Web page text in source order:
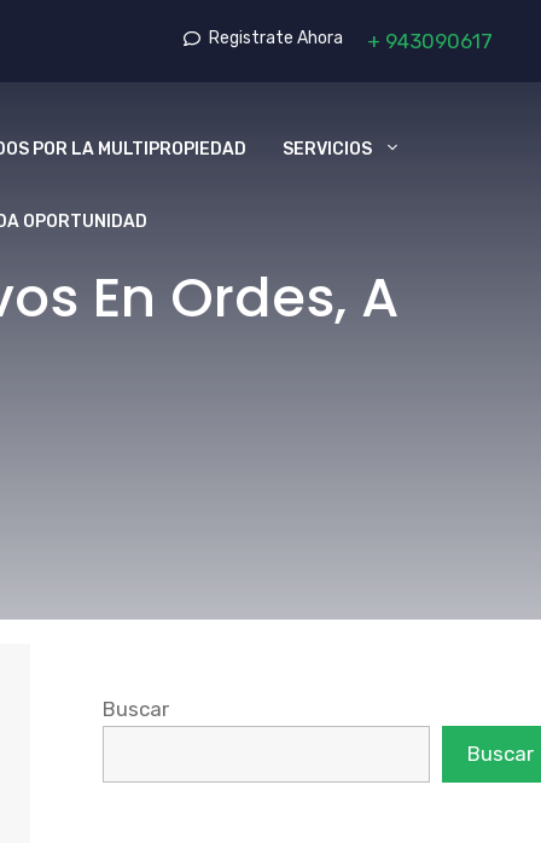
Registrate Ahora + 943090617
POR LA MULTIPROPIEDAD SERVICIOS
OPORTUNIDAD
En Ordes, A
Buscar
Buscar